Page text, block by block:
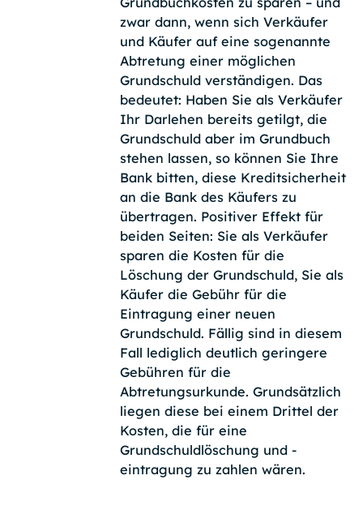
zwar dann, wenn sich Verkäufer
und Käufer auf eine sogenannte
Abtretung einer möglichen
Grundschuld verständigen. Das
bedeutet: Haben Sie als Verkäufer
Ihr Darlehen bereits getilgt, die
Grundschuld aber im Grundbuch
stehen lassen, so können Sie Ihre
Bank bitten, diese Kreditsicherheit
an die Bank des Käufers zu
übertragen. Positiver Effekt für
beiden Seiten: Sie als Verkäufer
sparen die Kosten für die
Löschung der Grundschuld, Sie als
Käufer die Gebühr für die
Eintragung einer neuen
Grundschuld. Fällig sind in diesem
Fall lediglich deutlich geringere
Gebühren für die
Abtretungsurkunde. Grundsätzlich
liegen diese bei einem Drittel der
Kosten, die für eine
Grundschuldlöschung und -
eintragung zu zahlen wären.